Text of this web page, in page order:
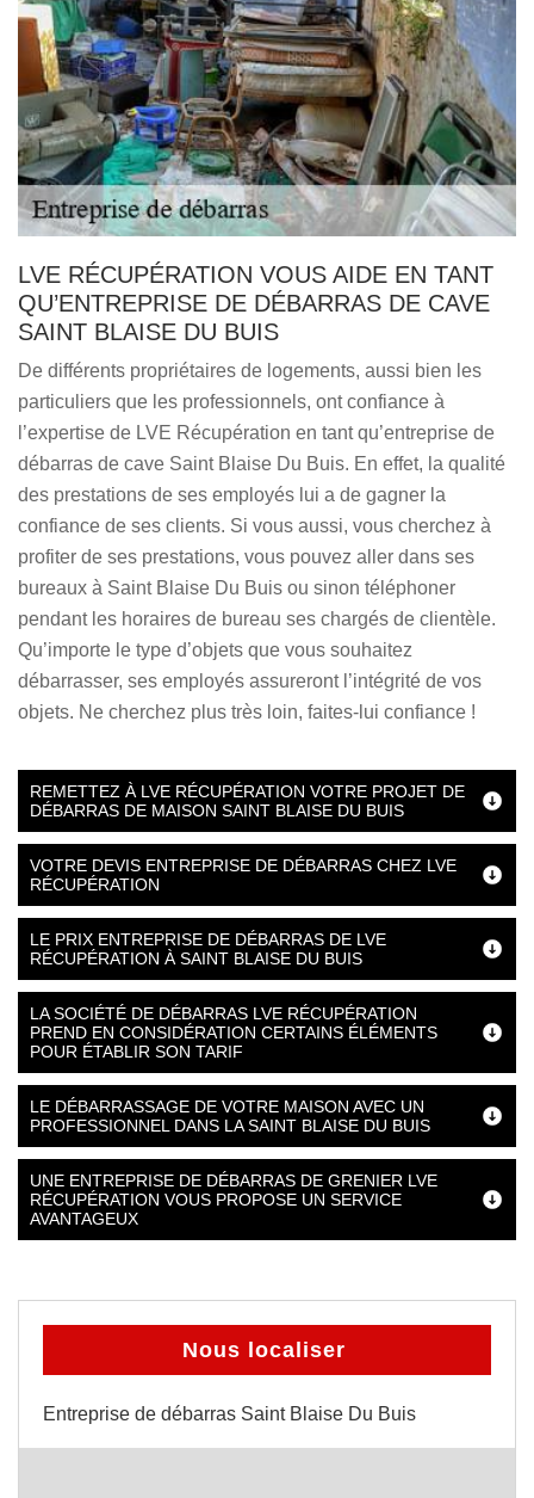
LVE RÉCUPÉRATION VOUS AIDE EN TANT
QU’ENTREPRISE DE DÉBARRAS DE CAVE
SAINT BLAISE DU BUIS
De différents propriétaires de logements, aussi bien les
particuliers que les professionnels, ont confiance à
l’expertise de LVE Récupération en tant qu’entreprise de
débarras de cave Saint Blaise Du Buis. En effet, la qualité
des prestations de ses employés lui a de gagner la
confiance de ses clients. Si vous aussi, vous cherchez à
profiter de ses prestations, vous pouvez aller dans ses
bureaux à Saint Blaise Du Buis ou sinon téléphoner
pendant les horaires de bureau ses chargés de clientèle.
Qu’importe le type d’objets que vous souhaitez
débarrasser, ses employés assureront l’intégrité de vos
objets. Ne cherchez plus très loin, faites-lui confiance !
REMETTEZ À LVE RÉCUPÉRATION VOTRE PROJET DE
DÉBARRAS DE MAISON SAINT BLAISE DU BUIS
VOTRE DEVIS ENTREPRISE DE DÉBARRAS CHEZ LVE
RÉCUPÉRATION
LE PRIX ENTREPRISE DE DÉBARRAS DE LVE
RÉCUPÉRATION À SAINT BLAISE DU BUIS
LA SOCIÉTÉ DE DÉBARRAS LVE RÉCUPÉRATION
PREND EN CONSIDÉRATION CERTAINS ÉLÉMENTS
POUR ÉTABLIR SON TARIF
LE DÉBARRASSAGE DE VOTRE MAISON AVEC UN
PROFESSIONNEL DANS LA SAINT BLAISE DU BUIS
UNE ENTREPRISE DE DÉBARRAS DE GRENIER LVE
RÉCUPÉRATION VOUS PROPOSE UN SERVICE
AVANTAGEUX
Nous localiser
Entreprise de débarras Saint Blaise Du Buis